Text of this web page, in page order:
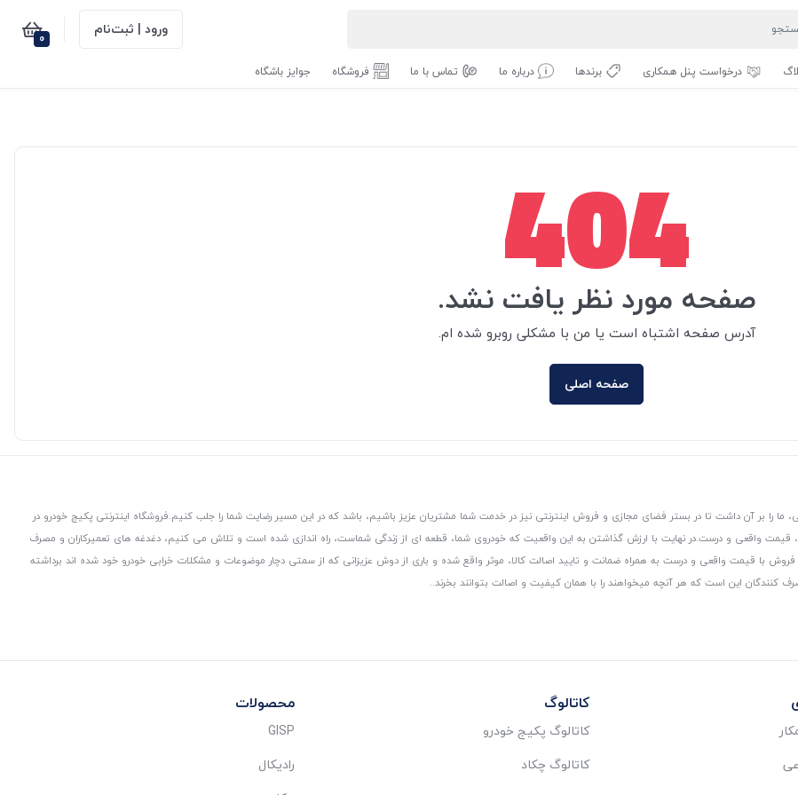
ورود | ثبت‌نام 0
درخواست پنل همکاری برندها درباره ما تماس با ما فروشگاه جوایز باشگاه
404
صفحه مورد نظر یافت نشد.
آدرس صفحه اشتباه است یا من با مشکلی روبرو شده ام.
صفحه اصلی
ما را بر آن داشت تا در بستر فضای مجازی و فروش اینترنتی نیز در خدمت شما مشتریان عزیز باشیم، باشد که در این مسیر رضایت شما را جلب کنیم.فروشگاه اینترنتی پکیج خودرو در
قیمت واقعی و درست.در نهایت با ارزش گذاشتن به این واقعیت که خودروی شما، قطعه ای از زندگی شماست، راه اندازی شده است و تلاش می کنیم، دغدغه های تعمیرکاران و مصرف
و فروش با قیمت واقعی و درست به همراه ضمانت و تایید اصالت کالا، موثر واقع شده و باری از دوش عزیزانی که از سمتی دچار موضوعات و مشکلات خرابی خودرو خود شده اند برداشته
کنندگان این است که هر آنچه میخواهند را با همان کیفیت و اصالت بتوانند بخرند..
کاتالوگ
کاتالوگ پکیج خودرو
کاتالوگ چکاد
محصولات
GISP
رادیکال